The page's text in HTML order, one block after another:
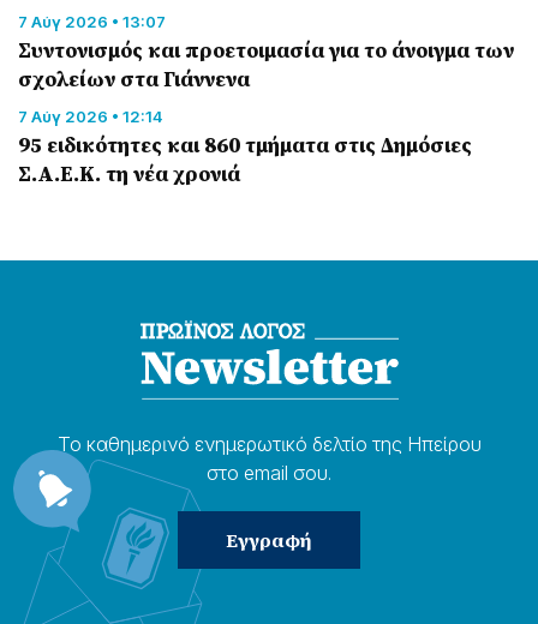
7 Αύγ 2026 • 13:07
Συντονισμός και προετοιμασία για το άνοιγμα των
σχολείων στα Γιάννενα
7 Αύγ 2026 • 12:14
95 ειδικότητες και 860 τμήματα στις Δημόσιες
Σ.Α.Ε.Κ. τη νέα χρονιά
Το καθημερɩνό ενημερωτɩκό δελτίο της Ηπείρου
στο email σου.